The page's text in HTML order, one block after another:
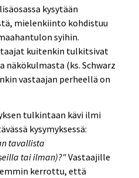
kysytään
mielenkiinto kohdistuu
syihin.
kuitenkin tulkitsivat
(ks. Schwarz
vastaajan perheellä on
tulkintaan kävi ilmi
kysymyksessä:
tavallista
tai ilman)?"Vastaajille
kerrottu, että